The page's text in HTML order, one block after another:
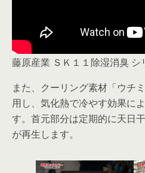
藤原産業 ＳＫ１１除湿消臭
また、クーリング素材「ウチ
用し、気化熱で冷やす効果に
す。首元部分は定期的に天日
が再生します。